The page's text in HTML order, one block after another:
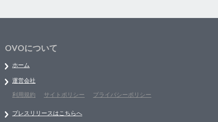
OVOについて
ホーム
運営会社
利用規約
サイトポリシー プライバシーポリシー
プレスリリースはこちらへ